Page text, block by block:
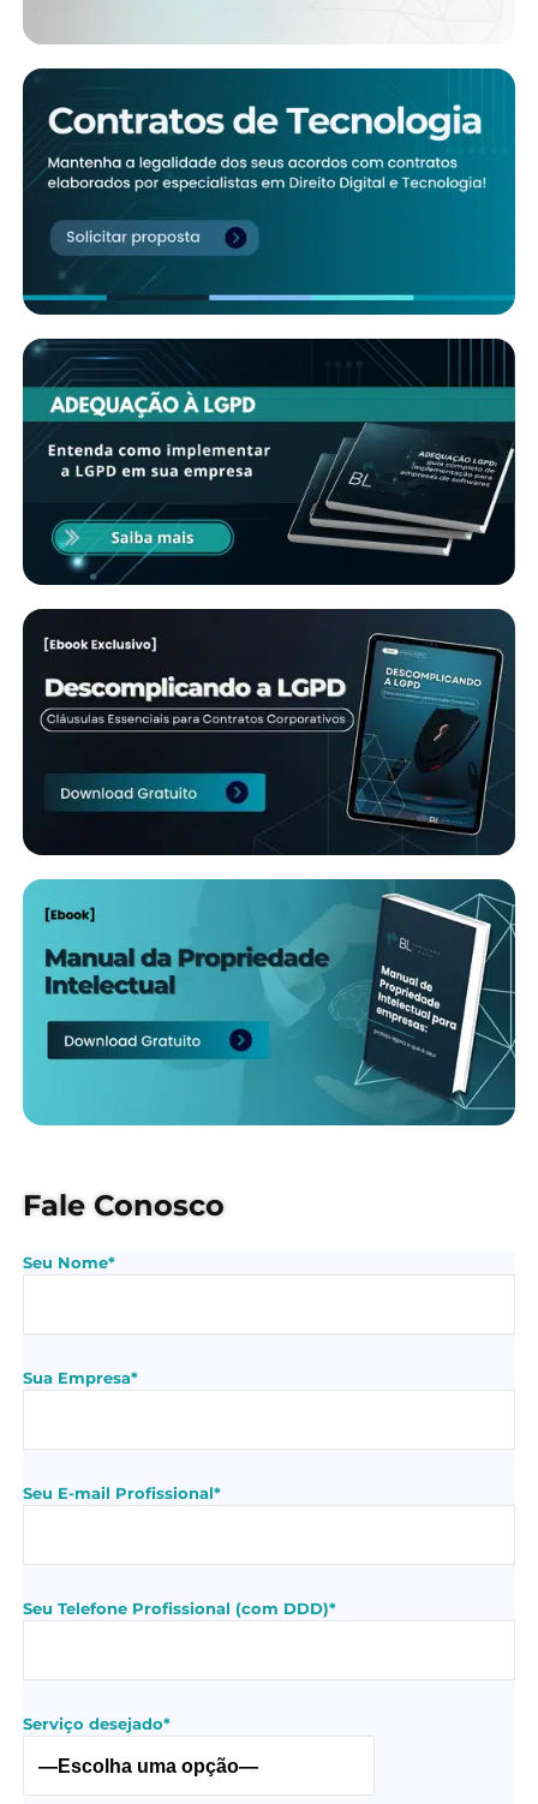
Fale Conosco
Seu Nome*
Sua Empresa*
Seu E-mail Profissional*
Seu Telefone Profissional (com DDD)*
Serviço desejado*